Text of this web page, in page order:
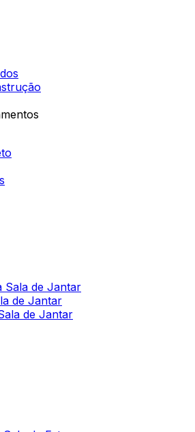
Sala de Jantar
de Jantar
de Jantar